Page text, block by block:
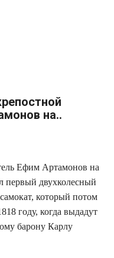
на..
Ефим Артамонов на
первый двухколесный
который потом
году, когда выдадут
барону Карлу